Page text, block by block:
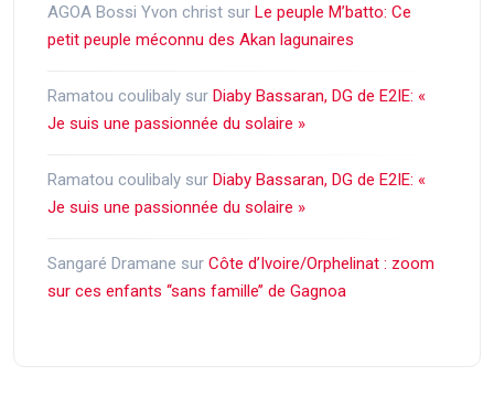
AGOA Bossi Yvon christ sur Le peuple M’batto: Ce
petit peuple méconnu des Akan lagunaires
Ramatou coulibaly sur Diaby Bassaran, DG de E2IE: «
Je suis une passionnée du solaire »
Ramatou coulibaly sur Diaby Bassaran, DG de E2IE: «
Je suis une passionnée du solaire »
Sangaré Dramane sur Côte d’Ivoire/Orphelinat : zoom
sur ces enfants ‘‘sans famille’’ de Gagnoa